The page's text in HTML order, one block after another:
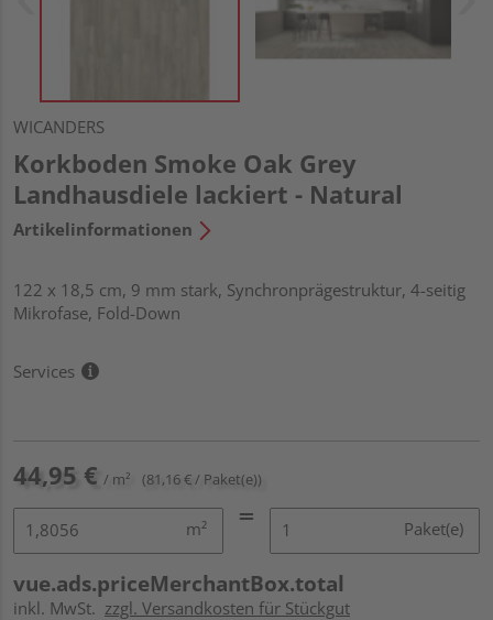
WICANDERS
Korkboden Smoke Oak Grey
Landhausdiele lackiert - Natural
Artikelinformationen
122 x 18,5 cm, 9 mm stark, Synchronprägestruktur, 4-seitig
Mikrofase, Fold-Down
Services
44,95 € / m² (81,16 € / Paket(e))
m² Paket(e)
vue.ads.priceMerchantBox.total
inkl. MwSt. zzgl. Versandkosten für Stückgut